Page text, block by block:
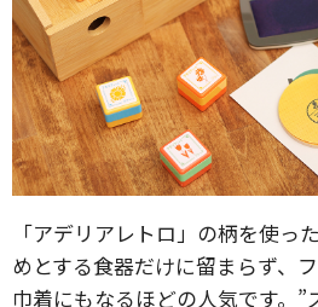
「アデリアレトロ」の柄を使っ
めとする食器だけに留まらず、
巾着にもなるほどの人気です。”